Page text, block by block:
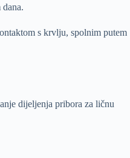
s krvlju, spolnim putem
dijeljenja pribora za ličnu